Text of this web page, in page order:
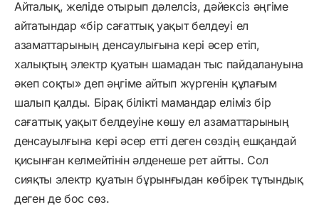
Айталық, желіде отырып дәлелсіз, дәйексіз әңгіме
айтатындар «бір сағаттық уақыт белдеуі ел
азаматтарының денсаулығына кері әсер етіп,
халықтың электр қуатын шамадан тыс пайдалануына
әкеп соқты» деп әңгіме айтып жүргенін құлағым
шалып қалды. Бірақ білікті мамандар еліміз бір
сағаттық уақыт белдеуіне көшу ел азаматтарының
денсауылғына кері әсер етті деген сөздің ешқандай
қисынған келмейтінін әлденеше рет айтты. Сол
сияқты электр қуатын бұрынғыдан көбірек тұтындық
деген де бос сөз.